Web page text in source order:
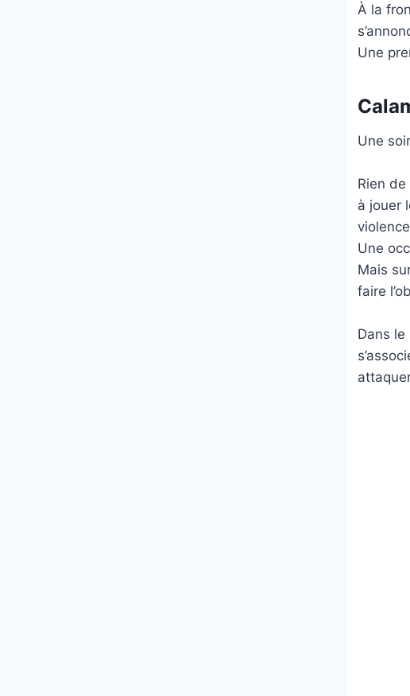
À la
Une
Une
Rien
à jouer
Une
Mais
faire
Dans